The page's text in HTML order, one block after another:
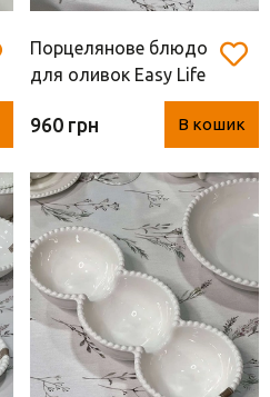
Порцелянове блюдо
для оливок Easy Life
Tiffany (30.5*12 см)
960 грн В кошик